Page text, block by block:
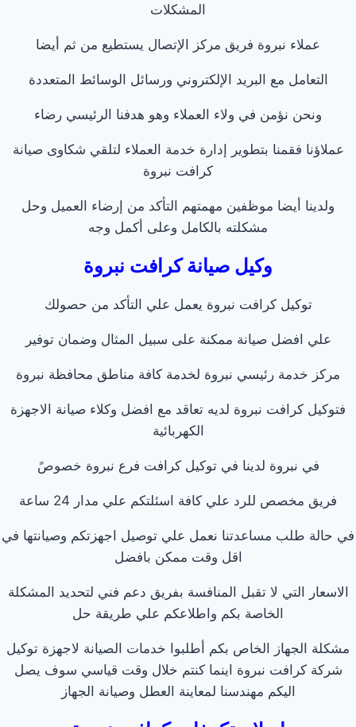
المشكلات
عملاء نبروة فريق مركز الإتصال يستطيع من ثم أيضا
التعامل مع البريد الإلكتروني ورسائل الوسائط المتعددة
ونحن نؤمن في ولاء العملاء وهو هدفنا الرئيسي رضاء
عملاؤنا فقمنا بتطوير إدارة خدمة العملاء لتلقي شكاوى صيانة
كرافت نبروة
ولدينا أيضا موظفين مهمتهم التأكد من إرضاء العميل وحل
مشكلته بالكامل وعلى أكمل وجه
وكيل صيانة كرافت نبروة
توكيل كرافت نبروة يعمل علي التأكد من حصولك
علي افضل صيانة ممكنة على سبيل المثال وضمان توفير
مركز خدمة رئيسي نبروة لخدمة كافة مناطق محافظة نبروة
فتوكيل كرافت نبروة لديه تعاقد مع افضل وكلاء صيانة الاجهزة
الكهربائية
في نبروة لدينا في توكيل كرافت فرع نبروة خصوصً
فريق مخصص للرد علي كافة اسئلتكم علي مدار 24 ساعة
في حالة طلب مساعدتنا نعمل علي توصيل اجهزتكم وصيانتها في
اقل وقت ممكن بافضل
الاسعار التي لا تقبل المنافسة بفريق دعم فني لتحديد المشكلة
الخاصة بكم واطلاعكم علي طريقة حل
مشكلة الجهاز الخاص بكم أطلبوا خدمات الصيانة لاجهزة توكيل
شركة كرافت نبروة اينما كنتم خلال وقت قياسي سوف يصل
اليكم مهندسنا لمعاينة العطل وصيانة الجهاز